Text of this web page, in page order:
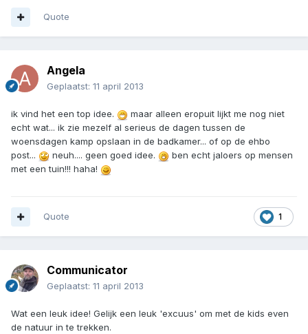
Quote
Angela
Geplaatst: 11 april 2013
ik vind het een top idee.
maar alleen eropuit lijkt me nog niet
echt wat... ik zie mezelf al serieus de dagen tussen de
woensdagen kamp opslaan in de badkamer... of op de ehbo
post...
neuh.... geen goed idee.
ben echt jaloers op mensen
met een tuin!!! haha!
1
Quote
Communicator
Geplaatst: 11 april 2013
Wat een leuk idee! Gelijk een leuk 'excuus' om met de kids even
de natuur in te trekken.